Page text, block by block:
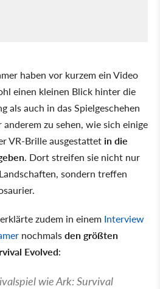
haben vor kurzem ein Video
einen kleinen Blick hinter die
als auch in das Spielgeschehen
zu sehen, wie sich einige
VR-Brille ausgestattet in die
. Dort streifen sie nicht nur
sondern treffen
zudem in einem Interview
nochmalsden größten
Evolved:
wie Ark: Survival